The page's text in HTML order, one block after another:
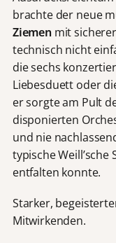
brachte der neue
Ziemen mit
technisch nicht
die sechs
Liebesduett oder
er sorgte am Pult
disponierten
und nie
typische
entfalten konnte.
Starker,
Mitwirkenden.